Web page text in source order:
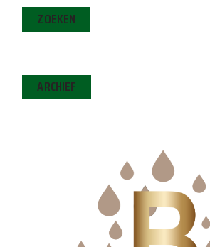
ZOEKEN
ARCHIEF